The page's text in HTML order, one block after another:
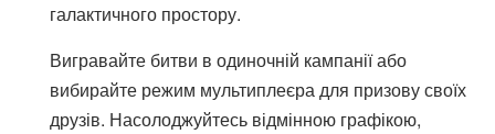
галактичного простору.
Вигравайте битви в одиночній кампанії або
вибирайте режим мультиплеєра для призову своїх
друзів. Насолоджуйтесь відмінною графікою,